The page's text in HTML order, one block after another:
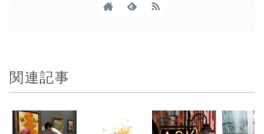
関連記事